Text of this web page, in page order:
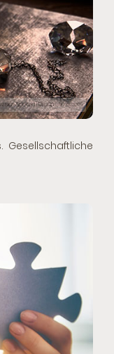
Sispera | Dreamstime.com